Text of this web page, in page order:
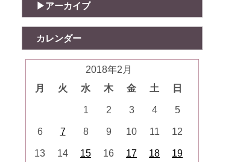
アーカイブ
カレンダー
2018年2月
月
火 水 木 金 土 日
1 2 3 4 5
6 7 8 9 10 11 12
13 14 15 16 17 18 19